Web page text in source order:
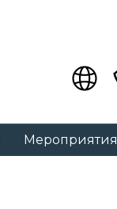
Мероприятия